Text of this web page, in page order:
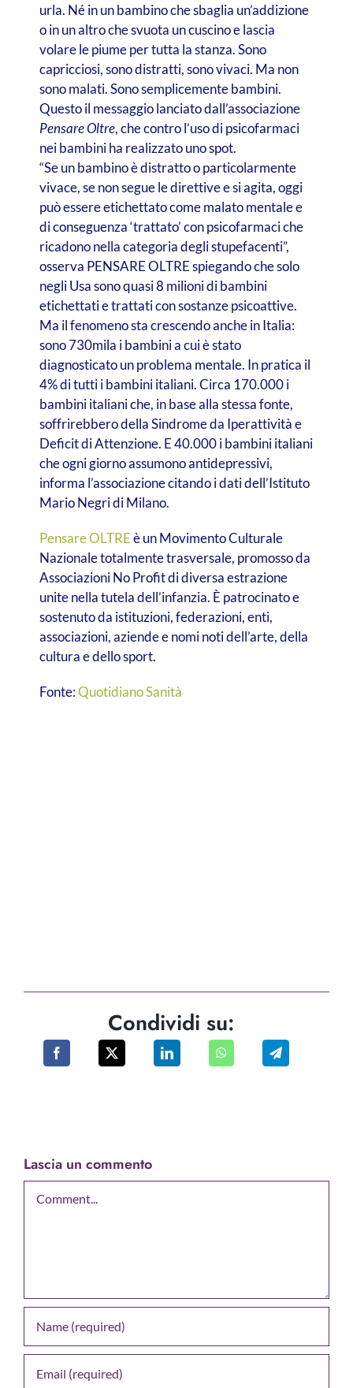
urla. Né in un bambino che sbaglia un’addizione
o in un altro che svuota un cuscino e lascia
volare le piume per tutta la stanza. Sono
capricciosi, sono distratti, sono vivaci. Ma non
sono malati. Sono semplicemente bambini.
Questo il messaggio lanciato dall’associazione
Pensare Oltre, che contro l’uso di psicofarmaci
nei bambini ha realizzato uno spot.
“Se un bambino è distratto o particolarmente
vivace, se non segue le direttive e si agita, oggi
può essere etichettato come malato mentale e
di conseguenza ‘trattato’ con psicofarmaci che
ricadono nella categoria degli stupefacenti”,
osserva PENSARE OLTRE spiegando che solo
negli Usa sono quasi 8 milioni di bambini
etichettati e trattati con sostanze psicoattive.
Ma il fenomeno sta crescendo anche in Italia:
sono 730mila i bambini a cui è stato
diagnosticato un problema mentale. In pratica il
4% di tutti i bambini italiani. Circa 170.000 i
bambini italiani che, in base alla stessa fonte,
soffrirebbero della Sindrome da Iperattività e
Deficit di Attenzione. E 40.000 i bambini italiani
che ogni giorno assumono antidepressivi,
informa l’associazione citando i dati dell’Istituto
Mario Negri di Milano.
Pensare OLTREè un Movimento Culturale
Nazionale totalmente trasversale, promosso da
Associazioni No Profit di diversa estrazione
unite nella tutela dell’infanzia. È patrocinato e
sostenuto da istituzioni, federazioni, enti,
associazioni, aziende e nomi noti dell’arte, della
cultura e dello sport.
Fonte:Quotidiano Sanità
Condividi su:
Lascia un commento